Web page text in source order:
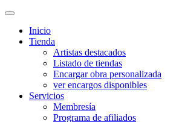
Inicio
Tienda
Artistas destacados
Listado de tiendas
Encargar obra personalizada
ver encargos disponibles
Servicios
Membresía
Programa de afiliados